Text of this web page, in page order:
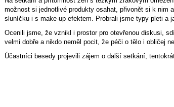
možnost si jednotlivé produkty osahat, přivonět si k nim
sluníčku i s make-up efektem. Probrali jsme typy pleti a
Ocenili jsme, že vznikl i prostor pro otevřenou diskusi,
velmi dobře a nikdo neměl pocit, že péči o tělo i obličej
Účastníci besedy projevili zájem o další setkání,